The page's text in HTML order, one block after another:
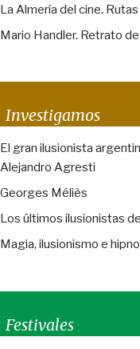
La Almería del cine.
Mario Handler. Retrato
Investigamos
El gran ilusionista
Alejandro Agresti
Georges Méliès
Los últimos ilusionistas
Magia, ilusionismo e
Festivales